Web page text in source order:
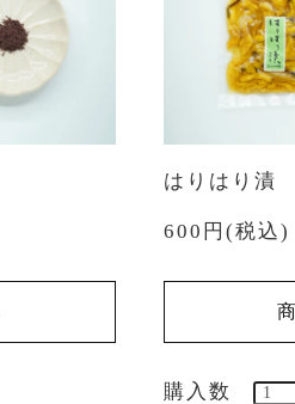
はりはり漬
600円(税込)
購入数